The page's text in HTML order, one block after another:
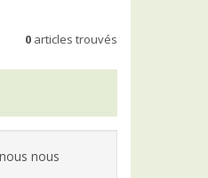
0 articles trouvés
nous